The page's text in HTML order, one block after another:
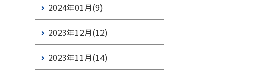
2024年01月(9)
2023年12月(12)
2023年11月(14)